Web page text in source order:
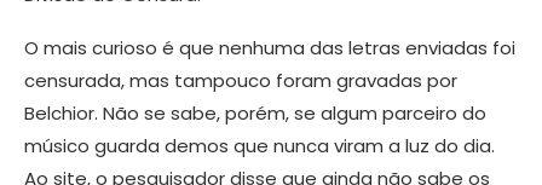
O mais curioso é que nenhuma das letras enviadas foi
censurada, mas tampouco foram gravadas por
Belchior. Não se sabe, porém, se algum parceiro do
músico guarda demos que nunca viram a luz do dia.
Ao site, o pesquisador disse que ainda não sabe os